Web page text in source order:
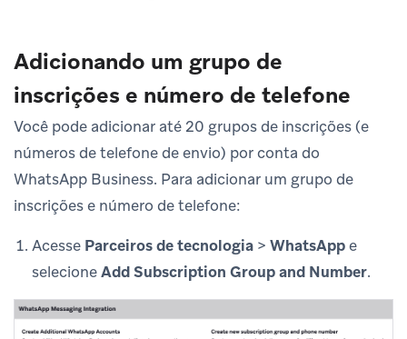
Adicionando um grupo de
inscrições e número de telefone
Você pode adicionar até 20 grupos de inscrições (e
números de telefone de envio) por conta do
WhatsApp Business. Para adicionar um grupo de
inscrições e número de telefone:
Acesse Parceiros de tecnologia > WhatsAppe
selecioneAdd Subscription Group and Number.